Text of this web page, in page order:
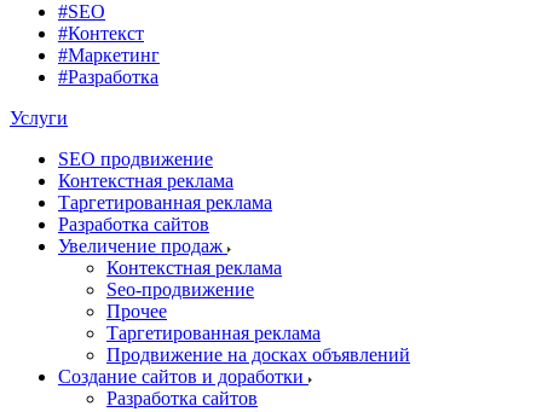
#SEO
#Контекст
#Маркетинг
#Разработка
Услуги
SEO продвижение
Контекстная реклама
Таргетированная реклама
Разработка сайтов
Увеличение продаж
Контекстная реклама
Seo-продвижение
Прочее
Таргетированная реклама
Продвижение на досках объявлений
Создание сайтов и доработки
Разработка сайтов